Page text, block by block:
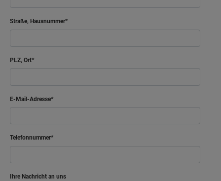
Flur
Straße, Hausnummer
PLZ, Ort
E-Mail-Adresse
Telefonnummer
Ihre Nachricht an uns